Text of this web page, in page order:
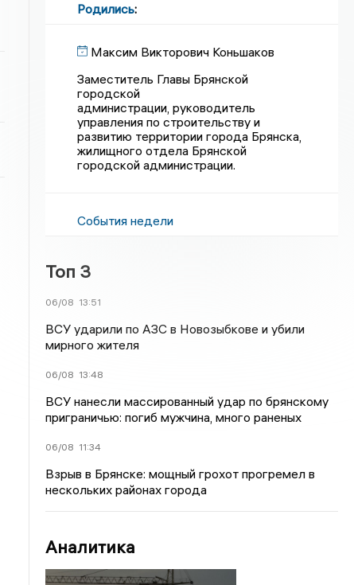
Родились:
Максим Викторович Коньшаков
Заместитель Главы Брянской
городской
администрации, руководитель
управления по строительству и
развитию территории города Брянска,
жилищного отдела Брянской
городской администрации.
События недели
Топ 3
06/08 13:51
ВСУ ударили по АЗС в Новозыбкове и убили
мирного жителя
06/08 13:48
ВСУ нанесли массированный удар по брянскому
приграничью: погиб мужчина, много раненых
06/08 11:34
Взрыв в Брянске: мощный грохот прогремел в
нескольких районах города
Аналитика